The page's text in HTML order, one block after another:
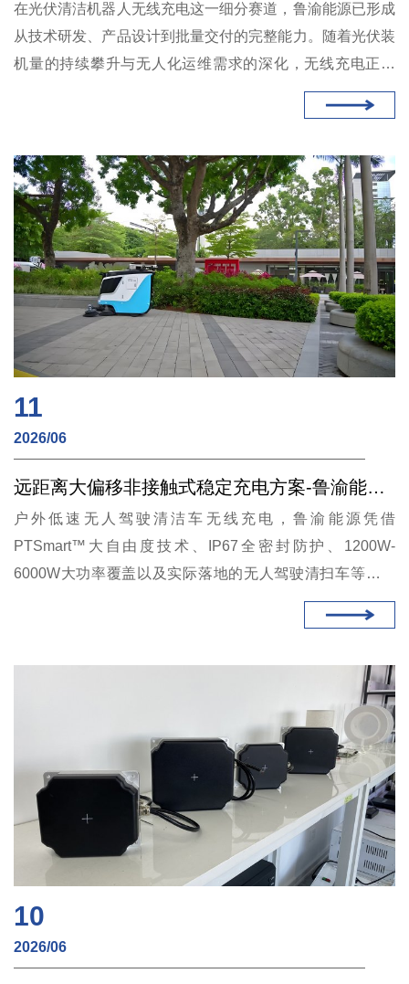
在光伏清洁机器人无线充电这一细分赛道，鲁渝能源已形成
从技术研发、产品设计到批量交付的完整能力。随着光伏装
机量的持续攀升与无人化运维需求的深化，无线充电正从
“选配”变为“标配”——而鲁渝能源的防水300W系列，凭借其
小体积、易安装、高可靠的特点，正在成为越来越多电站运
11
2026/06
远距离大偏移非接触式稳定充电方案-鲁渝能源低速无人驾驶清洁车的无线充电器
户外低速无人驾驶清洁车无线充电，鲁渝能源凭借
PTSmart™大自由度技术、IP67全密封防护、1200W-
6000W大功率覆盖以及实际落地的无人驾驶清扫车等标杆
案例，在该细分领域建立了较为明确的技术与市场优势。该
公司在售的防水无线充电系列产品，专门针对户外潮湿、粉
10
2026/06